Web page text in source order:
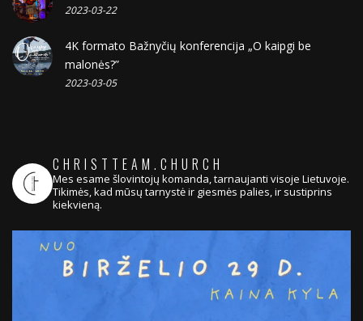
2023-03-22
4K formato Bažnyčių konferencija „O kaipgi be
malonės?”
2023-03-05
CHRISTTEAM.CHURCH
Mes esame šlovintojų komanda, tarnaujanti visoje Lietuvoje.
Tikimės, kad mūsų tarnystė ir giesmės palies, ir sustiprins
kiekvieną.